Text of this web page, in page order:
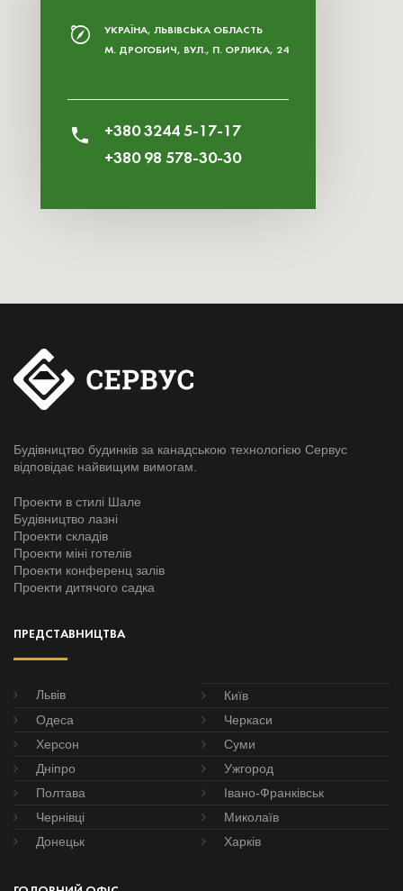
УКРАЇНА, ЛЬВІВСЬКА ОБЛАСТЬ
М. ДРОГОБИЧ, ВУЛ., П. ОРЛИКА, 24
+380 3244 5-17-17
+380 98 578-30-30
Будівництво будинків за канадською технологією Сервус
відповідає найвищим вимогам.
Проекти в стилі Шале
Будівництво лазні
Проекти складів
Проекти міні готелів
Проекти конференц залів
Проекти дитячого садка
ПРЕДСТАВНИЦТВА
Львів
Київ
Одеса
Черкаси
Херсон
Суми
Дніпро
Ужгород
Полтава
Івано-Франківськ
Чернівці
Миколаїв
Донецьк
Харків